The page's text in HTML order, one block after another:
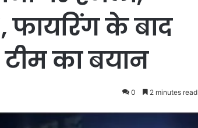
के बाद
का बयान
0 2 minutes read